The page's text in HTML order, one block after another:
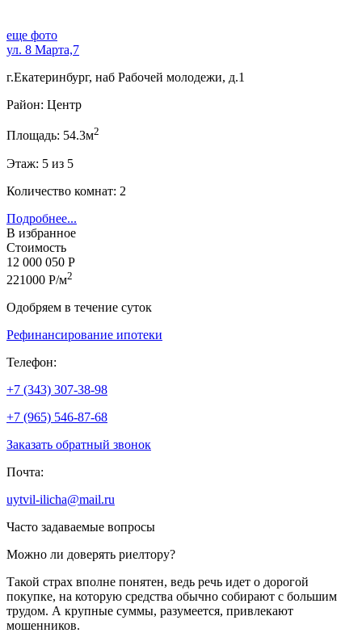
еще фото
ул. 8 Марта,7
г.Екатеринбург, наб Рабочей молодежи, д.1
Район: Центр
Площадь: 54.3м2
Этаж: 5 из 5
Количество комнат: 2
Подробнее...
В избранное
Стоимость
12 000 050 Р
221000 Р/м2
Одобряем в течение суток
Рефинансирование ипотеки
Телефон:
+7 (343) 307-38-98
+7 (965) 546-87-68
Заказать обратный звонок
Почта:
uytvil-ilicha@mail.ru
Часто задаваемые вопросы
Можно ли доверять риелтору?
Такой страх вполне понятен, ведь речь идет о дорогой
покупке, на которую средства обычно собирают с большим
трудом. А крупные суммы, разумеется, привлекают
мошенников.